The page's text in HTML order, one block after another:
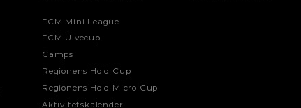
FCM Mini League
FCM Ulvecup
Camps
Regionens Hold Cup
Regionens Hold Micro Cup
Aktivitetskalender